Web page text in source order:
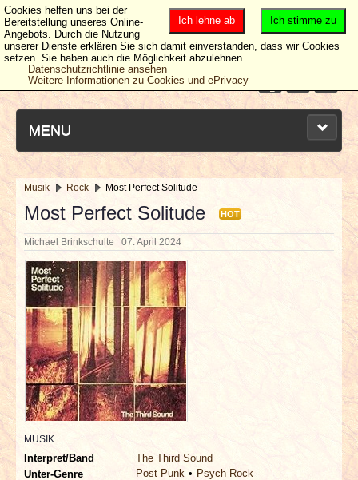
MENU
NEUESTE ARTIKEL
NEWS & DATES
BERICHTE
VERLOSUNGEN
INTERVIEWS
SPECIALS
REDAKTION
Musik Rock Most Perfect Solitude
Most Perfect Solitude HOT
Michael Brinkschulte 07. April 2024
MUSIK
Interpret/Band
The Third Sound
Unter-Genre
Post Punk
Psych Rock
Ich stimme zu
Ich lehne ab
Cookies helfen uns bei der
Bereitstellung unseres Online-
Angebots. Durch die Nutzung
unserer Dienste erklären Sie sich damit einverstanden, dass wir Cookies
setzen. Sie haben auch die Möglichkeit abzulehnen.
Datenschutzrichtlinie ansehen
Weitere Informationen zu Cookies und ePrivacy